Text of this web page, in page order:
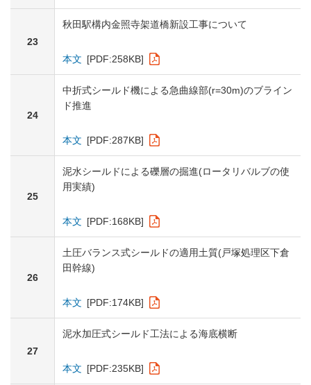
23
秋田駅構内金照寺架道橋新設工事について
本文 [PDF:258KB]
24
中折式シールド機による急曲線部(r=30m)のブライン
ド推進
本文 [PDF:287KB]
25
泥水シールドによる礫層の掘進(ロータリバルブの使
用実績)
本文 [PDF:168KB]
26
土圧バランス式シールドの適用土質(戸塚処理区下倉
田幹線)
本文 [PDF:174KB]
27
泥水加圧式シールド工法による海底横断
本文 [PDF:235KB]